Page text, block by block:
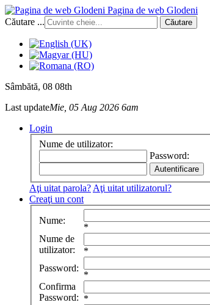
Pagina de web Glodeni
Căutare ...
Căutare
Sâmbătă, 08 08th
Last updateMie, 05 Aug 2026 6am
Login
Nume de utilizator:
Password:
Aţi uitat parola? Aţi uitat utilizatorul?
Creaţi un cont
Nume:
*
Nume de
utilizator:
*
Password:
*
Confirma
Password: *